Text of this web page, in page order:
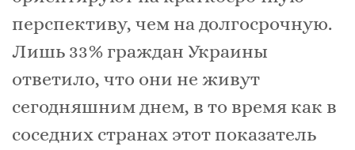
перспективу, чем на долгосрочную.
Лишь 33% граждан Украины
ответило, что они не живут
сегодняшним днем, в то время как в
соседних странах этот показатель